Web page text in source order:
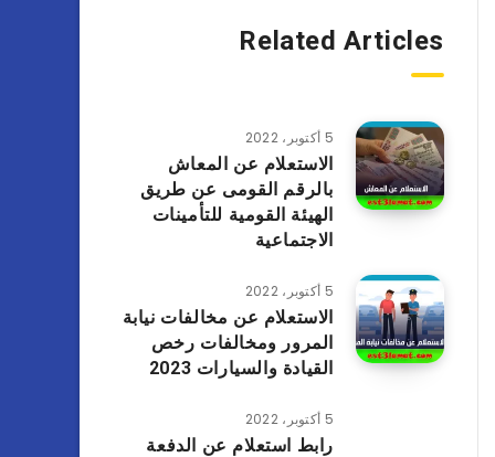
Related Articles
5 أكتوبر، 2022
الاستعلام عن المعاش
بالرقم القومى عن طريق
الهيئة القومية للتأمينات
الاجتماعية
5 أكتوبر، 2022
الاستعلام عن مخالفات نيابة
المرور ومخالفات رخص
القيادة والسيارات 2023
5 أكتوبر، 2022
رابط استعلام عن الدفعة